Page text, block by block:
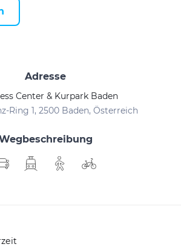
Adresse
Center & Kurpark Baden
Ring 1, 2500 Baden, Österreich